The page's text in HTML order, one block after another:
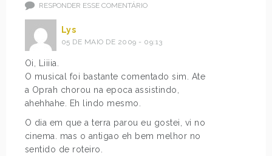
RESPONDER ESSE COMENTÁRIO
Lys
05 DE MAIO DE 2009 - 09:13
Oi, Liiiia.
O musical foi bastante comentado sim. Ate
a Oprah chorou na epoca assistindo,
ahehhahe. Eh lindo mesmo.
O dia em que a terra parou eu gostei, vi no
cinema. mas o antigao eh bem melhor no
sentido de roteiro.